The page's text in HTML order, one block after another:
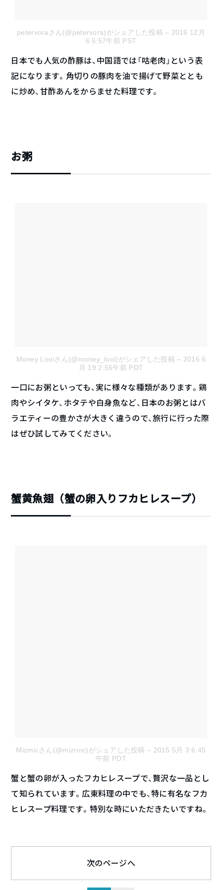
petervoraさん(@petervora)がシェアした投稿 – 2016 12月
6 5:57午前 PST
日本でも人気の酢豚は、中国語では「咕老肉」という表
記になります。角切りの豚肉を油で揚げて野菜ととも
に炒め、甘酢あんをからませた料理です。
お粥
Money Looiさん(@money_looi)がシェアした投稿 – 2016 6
月 19 2:56午前 PDT
一口にお粥といっても、実に様々な種類があります。鶏
肉やシイタケ、ホタテや白身魚など、日本のお粥とはバ
ラエティーの豊かさが大きく違うので、旅行に行った際
はぜひ試してみてください。
蟹黄魚翅（蟹の卵入りフカヒレスープ）
Mizmicさん(@mizrinc)がシェアした投稿 – 2015 5月 3 6:45
午前 PDT
蟹と蟹の卵が入ったフカヒレスープで、贅沢な一品とし
て知られています。広東料理の中でも、特に有名なフカ
ヒレスープ料理です。特別な時にいただきたいですね。
次のページへ